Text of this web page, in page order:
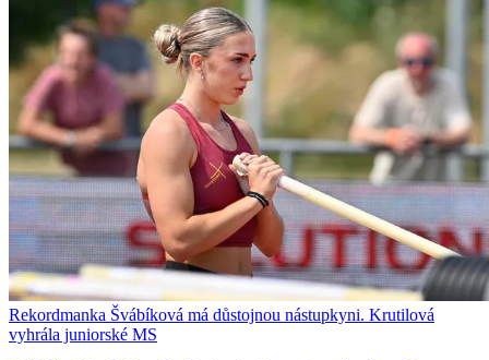
Rekordmanka Švábíková má důstojnou nástupkyni. Krutilová
vyhrála juniorské MS